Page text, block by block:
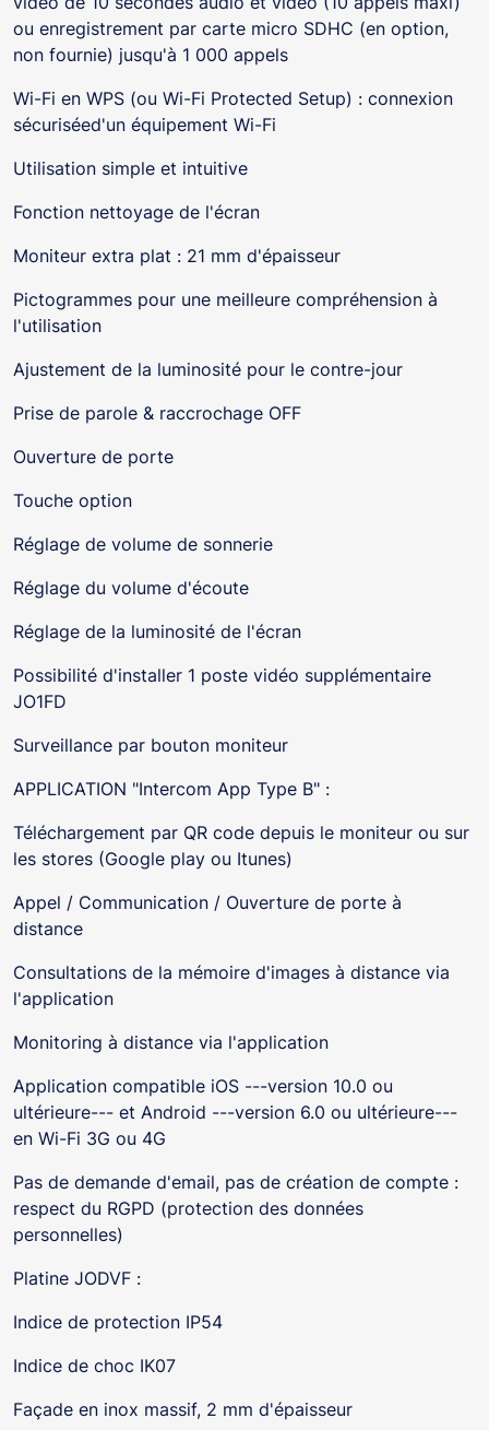
ou enregistrement par carte micro SDHC (en option,
non fournie) jusqu'à 1 000 appels
Wi-Fi en WPS (ou Wi-Fi Protected Setup) : connexion
sécuriséed'un équipement Wi-Fi
Utilisation simple et intuitive
Fonction nettoyage de l'écran
Moniteur extra plat : 21 mm d'épaisseur
Pictogrammes pour une meilleure compréhension à
l'utilisation
Ajustement de la luminosité pour le contre-jour
Prise de parole & raccrochage OFF
Ouverture de porte
Touche option
Réglage de volume de sonnerie
Réglage du volume d'écoute
Réglage de la luminosité de l'écran
Possibilité d'installer 1 poste vidéo supplémentaire
JO1FD
Surveillance par bouton moniteur
APPLICATION "Intercom App Type B" :
Téléchargement par QR code depuis le moniteur ou sur
les stores (Google play ou Itunes)
Appel / Communication / Ouverture de porte à
distance
Consultations de la mémoire d'images à distance via
l'application
Monitoring à distance via l'application
Application compatible iOS ---version 10.0 ou
ultérieure--- et Android ---version 6.0 ou ultérieure---
en Wi-Fi 3G ou 4G
Pas de demande d'email, pas de création de compte :
respect du RGPD (protection des données
personnelles)
Platine JODVF :
Indice de protection IP54
Indice de choc IK07
Façade en inox massif, 2 mm d'épaisseur